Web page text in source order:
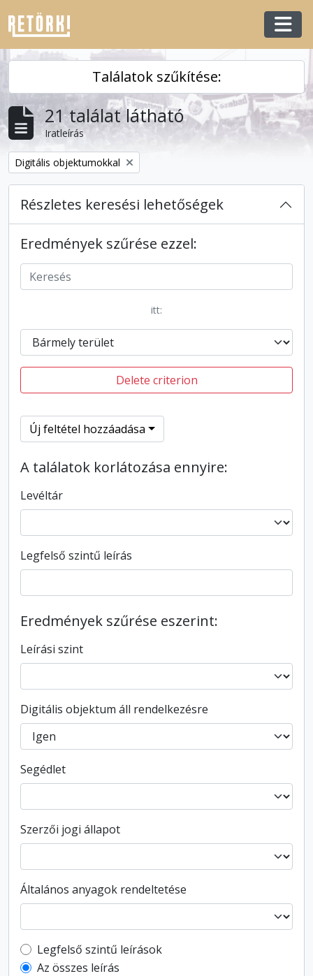
Skip to main content
Találatok szűkítése:
21 találat látható
Iratleírás
Remove filter:
Digitális objektumokkal
Részletes keresési lehetőségek
Eredmények szűrése ezzel:
itt:
Delete criterion
Új feltétel hozzáadása
A találatok korlátozása ennyire:
Levéltár
Legfelső szintű leírás
Eredmények szűrése eszerint:
Leírási szint
Digitális objektum áll rendelkezésre
Segédlet
Szerzői jogi állapot
Általános anyagok rendeltetése
Top-level description filter
Legfelső szintű leírások
Az összes leírás